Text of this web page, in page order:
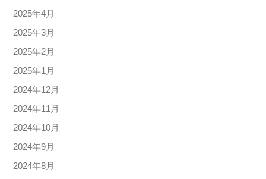
2025年4月
2025年3月
2025年2月
2025年1月
2024年12月
2024年11月
2024年10月
2024年9月
2024年8月